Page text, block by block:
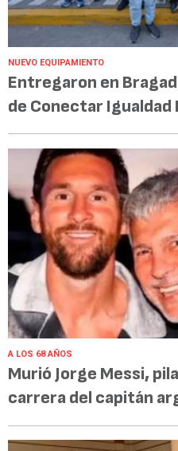
NUEVO EQUIPAMIENTO
Entregaron en
de Conectar Igualdad
A LOS 68 AÑOS
Murió Jorge Messi,
carrera del capitán